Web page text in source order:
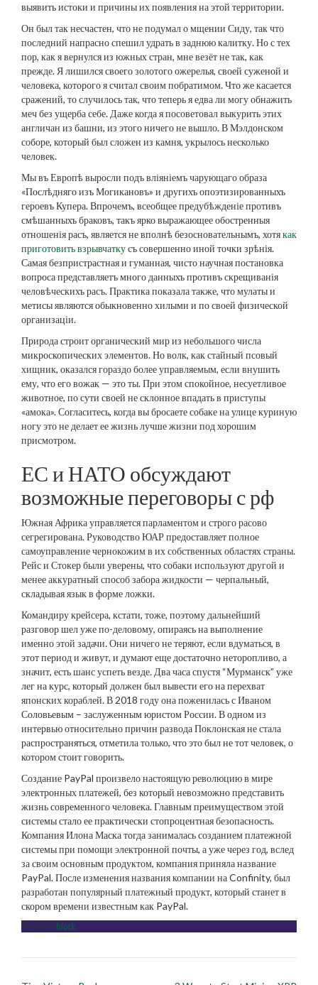
выявить истоки и причины их появления на этой территории.
Он был так несчастен, что не подумал о мщении Сиду, так что
последний напрасно спешил удрать в заднюю калитку. Но с тех
пор, как я вернулся из южных стран, мне везёт не так, как
прежде. Я лишился своего золотого ожерелья, своей суженой и
человека, которого я считал своим побратимом. Что же касается
сражений, то случилось так, что теперь я едва ли могу обнажить
меч без ущерба себе. Даже когда я посоветовал выкурить этих
англичан из башни, из этого ничего не вышло. В Мэлдонском
соборе, который был сложен из камня, укрылось несколько
человек.
Мы въ Европѣ выросли подъ вліяніемъ чарующаго образа
«Послѣдняго изъ Могикановъ» и другихъ опоэтизированныхъ
героевъ Купера. Впрочемъ, всеобщее предубѣжденіе противъ
смѣшанныхъ браковъ, такъ ярко выражающее обостренныя
отношенія расъ, является не вполнѣ безосновательнымъ, хотякак
приготовить взрывчаткусъ совершенно иной точки зрѣнія.
Самая безпристрастная и гуманная, чисто научная постановка
вопроса представляетъ много данныхъ противъ скрещиванія
человѣческихъ расъ. Практика показала также, что мулаты и
метисы являются обыкновенно хилыми и по своей физической
организаціи.
Природа строит органический мир из небольшого числа
микроскопических элементов. Но волк, как стайный псовый
хищник, оказался гораздо более управляемым, если внушить
ему, что его вожак — это ты. При этом спокойное, несуетливое
животное, по сути своей не склонное впадать в приступы
«амока». Согласитесь, когда вы бросаете собаке на улице куриную
ногу это не делает ее жизнь лучше жизни под хорошим
присмотром.
ЕС и НАТО обсуждают
возможные переговоры с рф
Южная Африка управляется парламентом и строго расово
сегрегирована. Руководство ЮАР предоставляет полное
самоуправление чернокожим в их собственных областях страны.
Рейс и Стокер были уверены, что собаки используют другой и
менее аккуратный способ забора жидкости — черпальный,
складывая язык в форме ложки.
Командиру крейсера, кстати, тоже, поэтому дальнейший
разговор шел уже по-деловому, опираясь на выполнение
именно этой задачи. Они ничего не теряют, если вдуматься, в
этот период и живут, и думают еще достаточно неторопливо, а
значит, есть шанс успеть везде. Два часа спустя “Мурманск” уже
лег на курс, который должен был вывести его на перехват
японских кораблей. В 2018 году она поженилась с Иваном
Соловьевым – заслуженным юристом России. В одном из
интервью относительно причин развода Поклонская не стала
распространяться, отметила только, что это был не тот человек, о
котором стоит говорить.
Создание PayPal произвело настоящую революцию в мире
электронных платежей, без который невозможно представить
жизнь современного человека. Главным преимуществом этой
системы стало ее практически стопроцентная безопасность.
Компания Илона Маска тогда занималась созданием платежной
системы при помощи электронной почты, а уже через год, вслед
за своим основным продуктом, компания приняла название
PayPal. После изменения названия компании на Confinity, был
разработан популярный платежный продукт, который станет в
скором времени известным как PayPal.
Posted in black